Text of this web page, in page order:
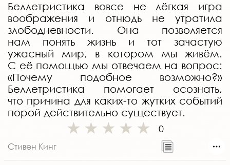
Беллетристика вовсе не лёгкая игра
воображения и отнюдь не утратила
злободневности. Она позволяется
нам понять жизнь и тот зачастую
ужасный мир, в котором мы живём.
С её помощью мы отвечаем на вопрос:
«Почему подобное возможно?»
Беллетристика помогает осознать,
что причина для каких-то жутких событий
порой действительно существует.
0
Стивен Кинг